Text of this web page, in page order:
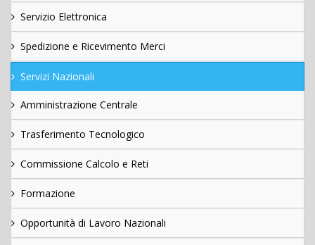
Servizio Elettronica
Spedizione e Ricevimento Merci
Servizi Nazionali
Amministrazione Centrale
Trasferimento Tecnologico
Commissione Calcolo e Reti
Formazione
Opportunità di Lavoro Nazionali